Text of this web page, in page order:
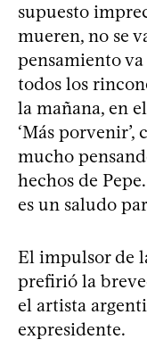
supuesto
mueren, no se
pensamiento
todos los
la mañana, en
‘Más
mucho
hechos de
es un saludo
El impulsor de
prefirió la
el artista
expresidente.